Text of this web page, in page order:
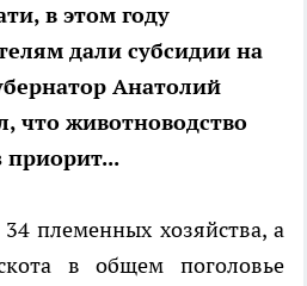
в этом году
дали субсидии на
Анатолий
что животноводство
приорит...
племенных хозяйства, а
в общем поголовье